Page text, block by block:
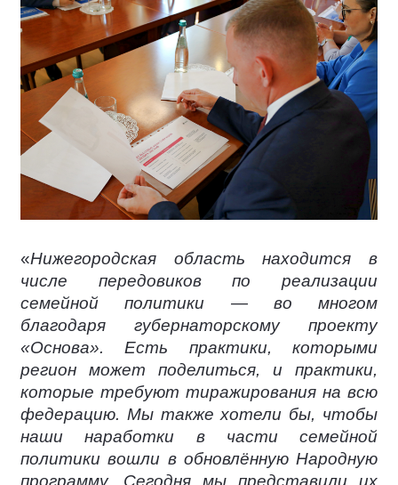
«Нижегородская область находится в
числе передовиков по реализации
семейной политики — во многом
благодаря губернаторскому проекту
«Основа». Есть практики, которыми
регион может поделиться, и практики,
которые требуют тиражирования на всю
федерацию. Мы также хотели бы, чтобы
наши наработки в части семейной
политики вошли в обновлённую Народную
программу. Сегодня мы представили их